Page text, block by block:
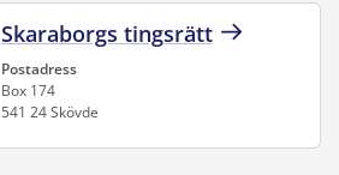
Skaraborgs tingsrätt
Postadress
Box 174
541 24 Skövde